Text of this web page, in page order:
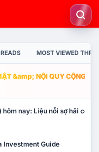
MOST VIEWED
&amp; NỘI QUY CỘNG
nay: Liệu nỗi sợ hãi có
Investment Guide